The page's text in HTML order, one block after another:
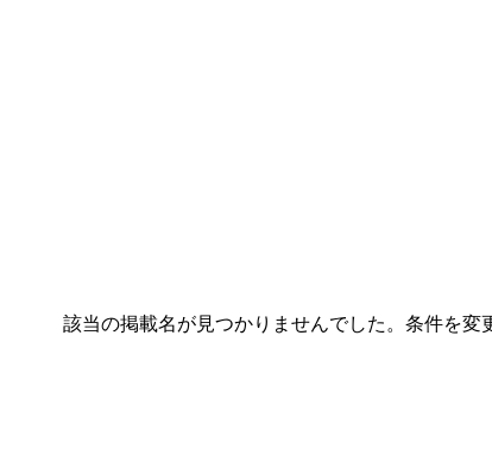
該当の掲載名が見つかりませんでした。条件を変